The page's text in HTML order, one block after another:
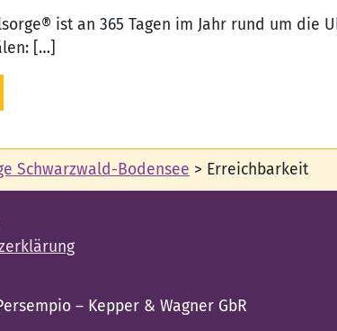
ist an 365 Tagen im Jahr rund um die
[…]
Schwarzwald-Bodensee > Erreichbarkeit
– Kepper & Wagner GbR